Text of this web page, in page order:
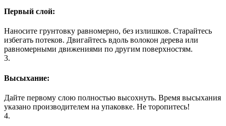
Первый слой:
Наносите грунтовку равномерно, без излишков. Старайтесь
избегать потеков. Двигайтесь вдоль волокон дерева или
равномерными движениями по другим поверхностям.
3.
Высыхание:
Дайте первому слою полностью высохнуть. Время высыхания
указано производителем на упаковке. Не торопитесь!
4.